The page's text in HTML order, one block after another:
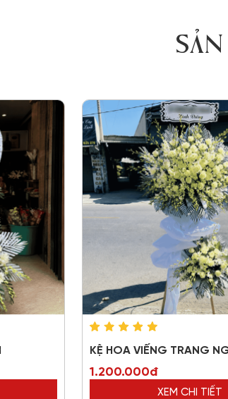
KỆ HOA VIẾNG TRANG
1.200.000đ
XEM CHI TIẾT